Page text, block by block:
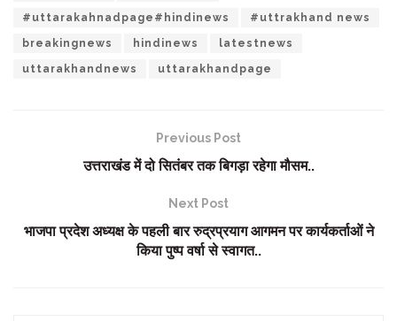
#uttarakahnadpage#hindinews #uttrakhand news
breakingnews hindinews latestnews
uttarakhandnews uttarakhandpage
Previous Post
उत्तराखंड में दो सितंबर तक बिगड़ा रहेगा मौसम..
Next Post
भाजपा प्रदेश अध्यक्ष के पहली बार रुद्रप्रयाग आगमन पर कार्यकर्ताओं ने
किया पुष्प वर्षा से स्वागत..